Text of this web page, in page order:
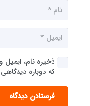
ذخیره نام،
که دوباره
فرستادن دیدگاه